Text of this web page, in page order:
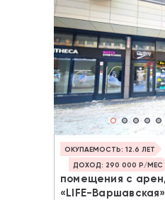
ОКУПАЕМОСТЬ: 12.6 ЛЕТ
ДОХОД: 290 000 Р/МЕС
помещения с
«LIFE-Варшавская»